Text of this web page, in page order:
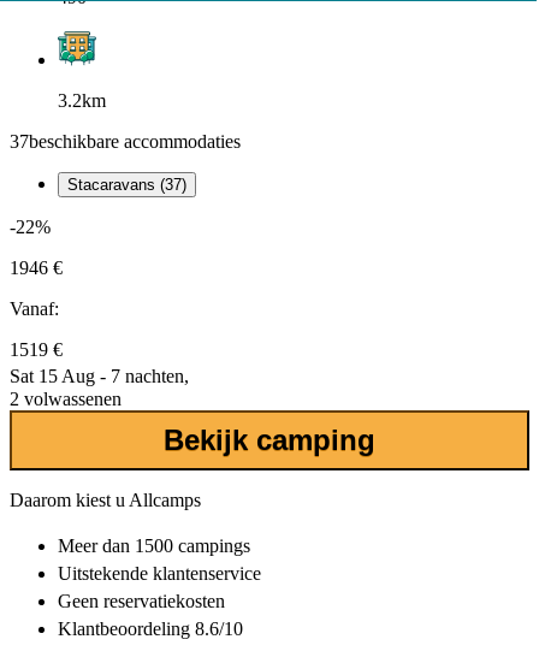
3.2km
37beschikbare accommodaties
Stacaravans (37)
-22%
1946 €
Vanaf:
1519 €
Sat 15 Aug - 7 nachten,
2 volwassenen
Bekijk camping
Daarom kiest u Allcamps
Meer dan 1500 campings
Uitstekende klantenservice
Geen reservatiekosten
Klantbeoordeling 8.6/10